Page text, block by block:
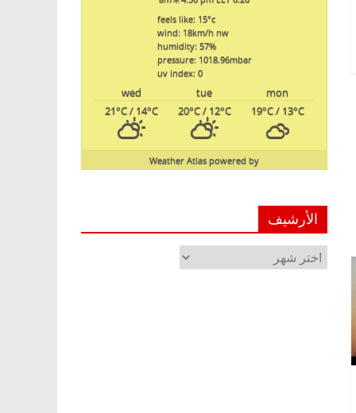
feels like: 15°c
wind: 18km/h nw
humidity: 57%
pressure: 1018.96mbar
uv index: 0
mon
tue
wed
19°C/ 13°C
20°C/ 12°C
21°C/ 14°C
powered by
Weather Atlas
الأرشيف
الأرشيف